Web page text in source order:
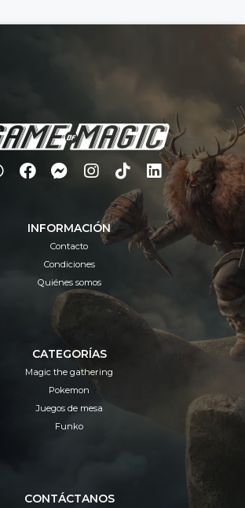
INFORMACIÓN
Contacto
Condiciones
Quiénes somos
CATEGORÍAS
Magic the gathering
Pokemon
Juegos de mesa
Funko
CONTÁCTANOS